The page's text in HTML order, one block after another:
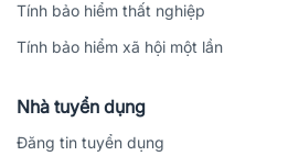
Tính bảo hiểm thất nghiệp
Tính bảo hiểm xã hội một lần
Nhà tuyển dụng
Đăng tin tuyển dụng